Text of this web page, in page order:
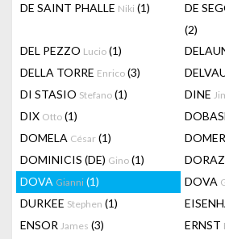
DE SAINT PHALLE Niki (1) DE
(2)
DEL PEZZO Lucio (1)
DELLA TORRE Enrico (3)
DI STASIO Stefano (1) DINE
DIX Otto (1)
DOMELA César (1)
DOMINICIS (DE) Gino (1)
DOVA Gianni (1) DOVA
DURKEE Stephen (1)
ENSOR James (3) ERNST